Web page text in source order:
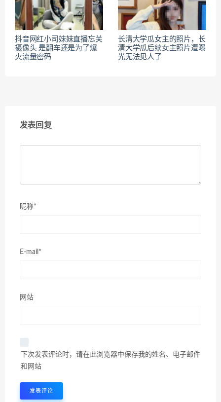
抖音网红小司妹妹直播忘关
摄像头 是翻车还是为了爆
火流量密码
长清大学瓜女主的照片，长
清大学瓜后续女主照片遭曝
光无法见人了
发表回复
昵称*
E-mail*
网站
下次发表评论时，请在此浏览器中保存我的姓名、电子邮件
和网站